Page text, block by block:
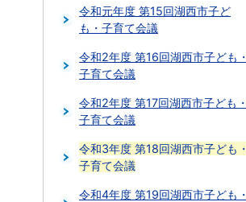
令和元年度 第15回湖西市子ど
も・子育て会議
令和2年度 第16回湖西市子ども・
子育て会議
令和2年度 第17回湖西市子ども・
子育て会議
令和3年度 第18回湖西市子ども・
子育て会議
令和4年度 第19回湖西市子ども・